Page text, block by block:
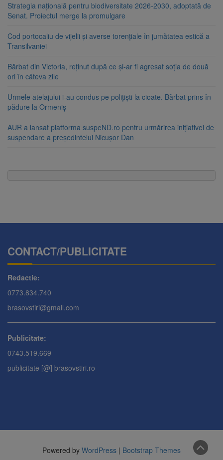
Strategia națională pentru biodiversitate 2026-2030, adoptată de
Senat. Proiectul merge la promulgare
Cod portocaliu de vijelii și averse torențiale în jumătatea estică a
Transilvaniei
Bărbat din Victoria, reținut după ce și-ar fi agresat soția de două
ori în câteva zile
Urmele atelajului i-au condus pe polițiști la cioate. Bărbat prins în
pădure la Ormeniș
AUR a lansat platforma suspeND.ro pentru urmărirea inițiativei de
suspendare a președintelui Nicușor Dan
CONTACT/PUBLICITATE
Redactie:
0773.834.740
brasovstiri@gmail.com
Publicitate:
0743.519.669
publicitate [@] brasovstiri.ro
Powered by WordPress | Bootstrap Themes